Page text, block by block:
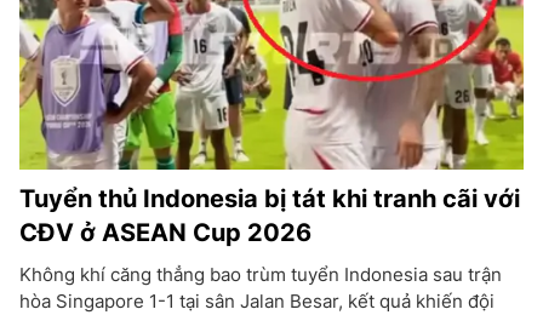
Tuyển thủ Indonesia bị tát khi tranh cãi với
CĐV ở ASEAN Cup 2026
Không khí căng thẳng bao trùm tuyển Indonesia sau trận
hòa Singapore 1-1 tại sân Jalan Besar, kết quả khiến đội